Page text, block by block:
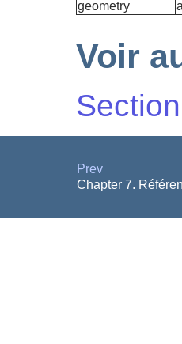
geometry
Voir
Prev
Chapter 7.